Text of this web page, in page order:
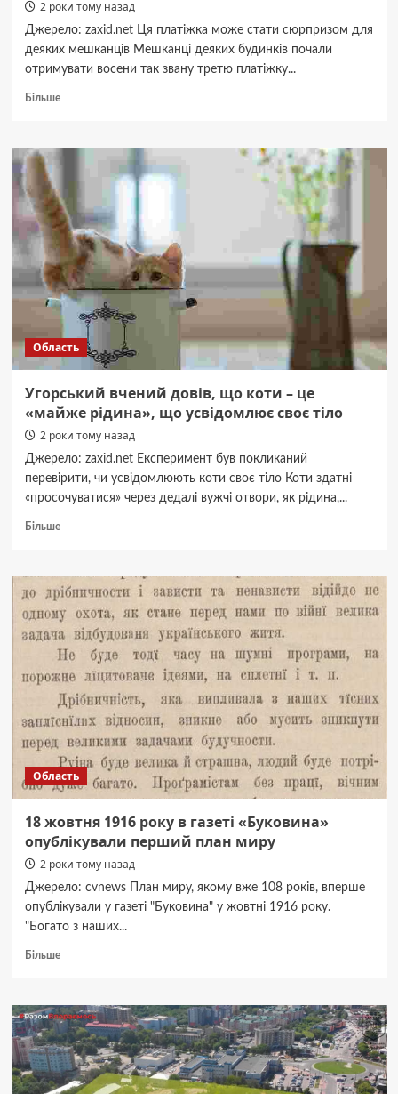
2 роки тому назад
Джерело: zaxid.net Ця платіжка може стати сюрпризом для
деяких мешканців Мешканці деяких будинків почали
отримувати восени так звану третю платіжку...
БільшеДокладніше
буде
за
газ:
за
що,
кому
і
скільки
треба
Область
Угорський вчений довів, що коти – це
«майже рідина», що усвідомлює своє тіло
2 роки тому назад
Джерело: zaxid.net Експеримент був покликаний
перевірити, чи усвідомлюють коти своє тіло Коти здатні
«просочуватися» через дедалі вужчі отвори, як рідина,...
БільшеДокладніше
вчений
довів,
що
коти
–
це
«майже
рідина»,
що
усвідомлює
своє
тіло
Область
18 жовтня 1916 року в газеті «Буковина»
опублікували перший план миру
2 роки тому назад
Джерело: cvnews План миру, якому вже 108 років, вперше
опублікували у газеті "Буковина" у жовтні 1916 року.
"Богато з наших...
БільшеДокладніше
жовтня
1916
року
в
газеті
«Буковина»